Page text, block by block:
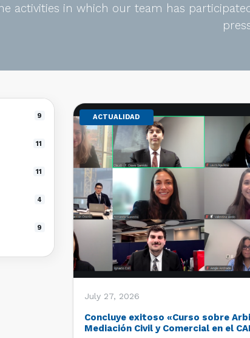
activities in which our team has
ACTUALIDAD
July 27, 2026
Concluye exitoso «Curso sobre
Mediación Civil y Comercial en el
9
11
11
4
9